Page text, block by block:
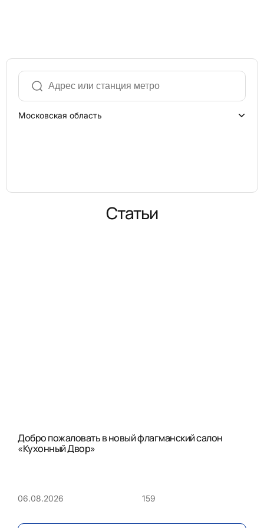
Московская область
Статьи
Добро пожаловать в новый флагманский салон
«Кухонный Двор»
06.08.2026 159